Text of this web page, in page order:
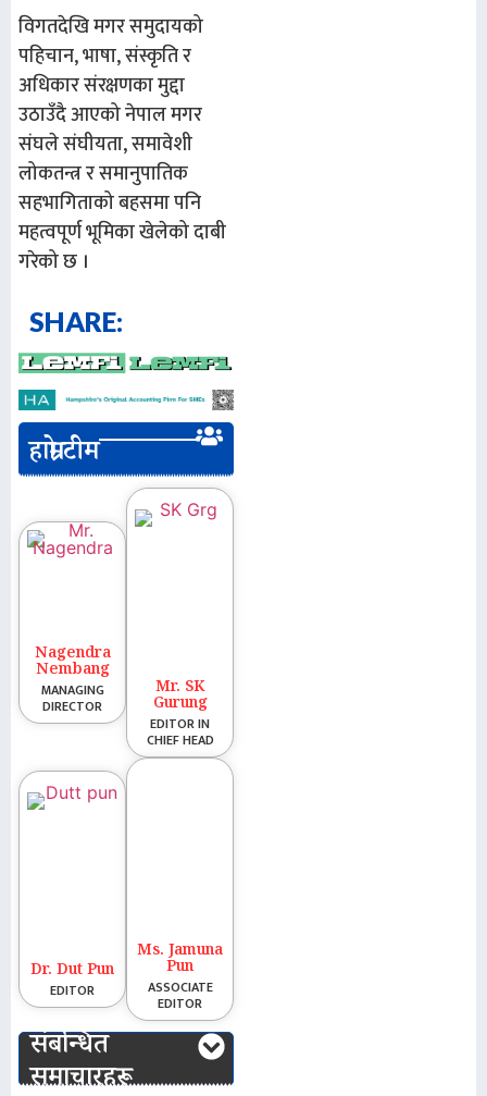
विगतदेखि मगर समुदायको
पहिचान, भाषा, संस्कृति र
अधिकार संरक्षणका मुद्दा
उठाउँदै आएको नेपाल मगर
संघले संघीयता, समावेशी
लोकतन्त्र र समानुपातिक
सहभागिताको बहसमा पनि
महत्वपूर्ण भूमिका खेलेको दाबी
गरेको छ ।
SHARE:
हाम्रो टीम
Nagendra
Nembang
MANAGING
DIRECTOR
Mr. SK
Gurung
EDITOR IN
CHIEF HEAD
Dr. Dut Pun
EDITOR
Ms. Jamuna
Pun
ASSOCIATE
EDITOR
संबन्धित
समाचारहरू